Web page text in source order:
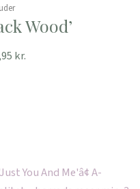
Wood’
kr.